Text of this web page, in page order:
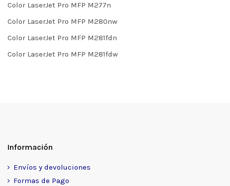
Color LaserJet Pro MFP M277n
Color LaserJet Pro MFP M280nw
Color LaserJet Pro MFP M281fdn
Color LaserJet Pro MFP M281fdw
Información
Envíos y devoluciones
Formas de Pago